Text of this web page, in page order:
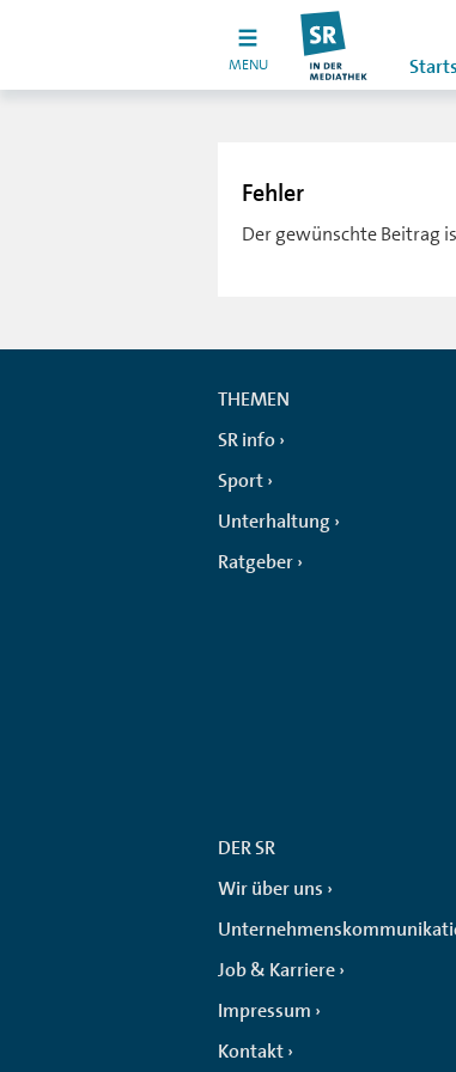
MENU
Fehler
Der gewünschte Beitrag
THEMEN
SR info
Sport
Unterhaltung
Ratgeber
DER SR
Wir über uns
Job & Karriere
Impressum
Kontakt